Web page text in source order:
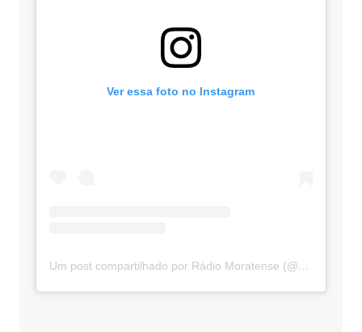
Ver essa foto no Instagram
Um post compartilhado por Rádio Moratense (@radio_moratense)